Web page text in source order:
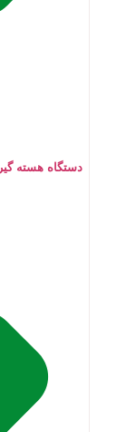
دستگاه هسته گیر